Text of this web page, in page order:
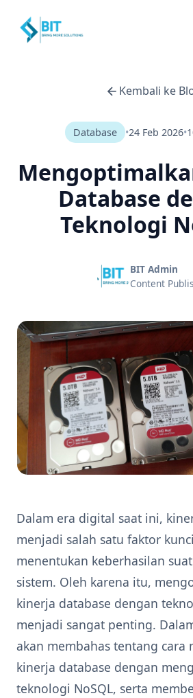
Kembali ke
Database •24 Feb 2026•
Database
Teknologi
BIT Admin
Content
Dalam era digital saat ini,
menjadi salah satu faktor
menentukan keberhasilan
sistem. Oleh karena itu,
kinerja database dengan
menjadi sangat penting.
akan membahas tentang cara
kinerja database dengan
teknologi NoSQL, serta